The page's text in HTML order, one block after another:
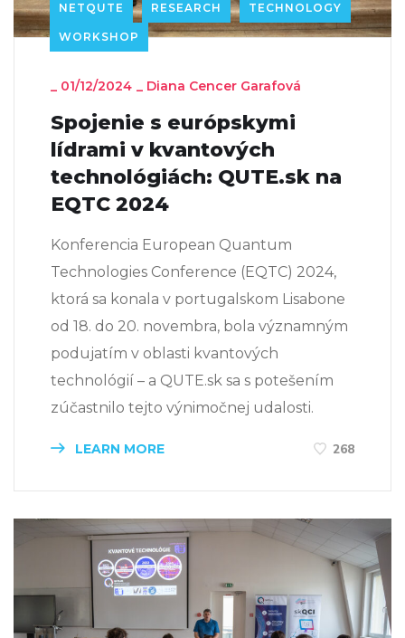
NETQUTE RESEARCH TECHNOLOGY
WORKSHOP
_ 01/12/2024 _ Diana Cencer Garafová
Spojenie s európskymi
lídrami v kvantových
technológiách: QUTE.sk na
EQTC 2024
Konferencia European Quantum
Technologies Conference (EQTC) 2024,
ktorá sa konala v portugalskom Lisabone
od 18. do 20. novembra, bola významným
podujatím v oblasti kvantových
technológií – a QUTE.sk sa s potešením
zúčastnilo tejto výnimočnej udalosti.
LEARN MORE 268